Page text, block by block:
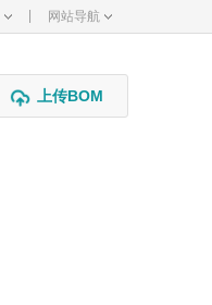
网站导航
上传BOM